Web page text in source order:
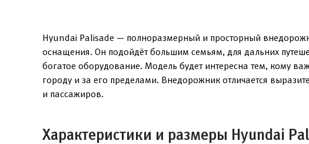
Hyundai Palisade — полноразмерный и просторный
оснащения. Он подойдёт большим семьям, для дальних
богатое оборудование. Модель будет интересна тем, кому
городу и за его пределами. Внедорожник отличается
и пассажиров.
Характеристики и размеры Hyundai